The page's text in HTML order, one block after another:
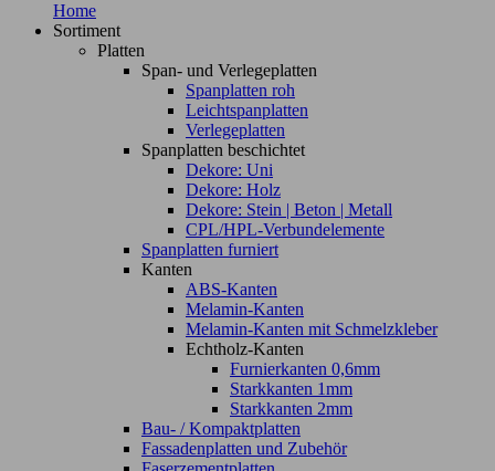
Home
Sortiment
Platten
Span- und Verlegeplatten
Spanplatten roh
Leichtspanplatten
Verlegeplatten
Spanplatten beschichtet
Dekore: Uni
Dekore: Holz
Dekore: Stein | Beton | Metall
CPL/HPL-Verbundelemente
Spanplatten furniert
Kanten
ABS-Kanten
Melamin-Kanten
Melamin-Kanten mit Schmelzkleber
Echtholz-Kanten
Furnierkanten 0,6mm
Starkkanten 1mm
Starkkanten 2mm
Bau- / Kompaktplatten
Fassadenplatten und Zubehör